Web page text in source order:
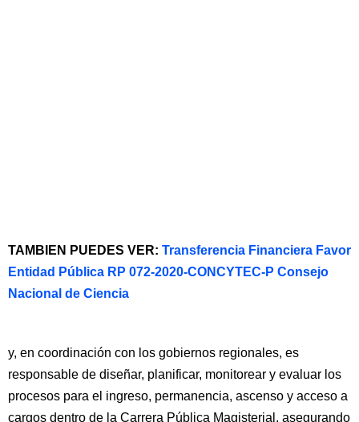
TAMBIEN PUEDES VER: Transferencia Financiera Favor
Entidad Pública RP 072-2020-CONCYTEC-P Consejo
Nacional de Ciencia
y, en coordinación con los gobiernos regionales, es
responsable de diseñar, planificar, monitorear y evaluar los
procesos para el ingreso, permanencia, ascenso y acceso a
cargos dentro de la Carrera Pública Magisterial, asegurando